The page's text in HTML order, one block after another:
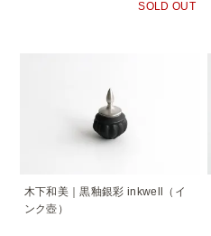
SOLD OUT
木下和美｜黒釉銀彩 inkwell（イ
ンク壺）